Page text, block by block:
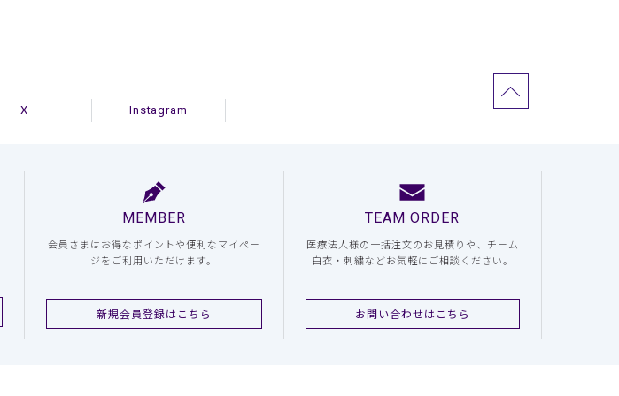
X Instagram
MEMBER
会員さまはお得なポイントや便利なマイペー
ジをご利用いただけます。
新規会員登録はこちら
TEAM ORDER
医療法人様の一括注文のお見積りや、チーム
白衣・刺繍などお気軽にご相談ください。
お問い合わせはこちら